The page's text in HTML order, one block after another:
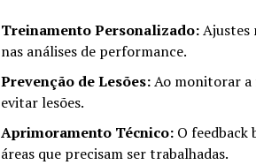
Treinamento Personalizado:Ajustes
nas análises de performance.
Prevenção de Lesões:Ao monitorar a
evitar lesões.
Aprimoramento Técnico: O feedback
áreas que precisam ser trabalhadas.